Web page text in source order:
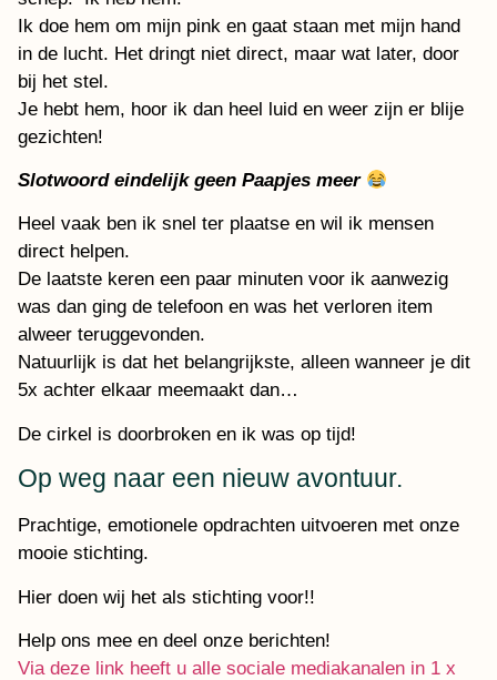
Ik doe hem om mijn pink en gaat staan met mijn hand
in de lucht. Het dringt niet direct, maar wat later, door
bij het stel.
Je hebt hem, hoor ik dan heel luid en weer zijn er blije
gezichten!
Slotwoord eindelijk geen Paapjes meer
Heel vaak ben ik snel ter plaatse en wil ik mensen
direct helpen.
De laatste keren een paar minuten voor ik aanwezig
was dan ging de telefoon en was het verloren item
alweer teruggevonden.
Natuurlijk is dat het belangrijkste, alleen wanneer je dit
5x achter elkaar meemaakt dan…
De cirkel is doorbroken en ik was op tijd!
Op weg naar een nieuw avontuur.
Prachtige, emotionele opdrachten uitvoeren met onze
mooie stichting.
Hier doen wij het als stichting voor!!
Help ons mee en deel onze berichten!
Via deze link heeft u alle sociale mediakanalen in 1 x